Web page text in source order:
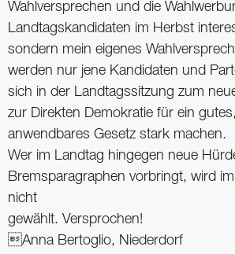
Wahlversprechen und die
Landtagskandidaten im Herbst
sondern mein eigenes
werden nur jene Kandidaten und
sich in der Landtagssitzung zum
zur Direkten Demokratie für ein
anwendbares Gesetz stark machen.
Wer im Landtag hingegen neue
Bremsparagraphen vorbringt, wird
nicht
gewählt. Versprochen!
Anna Bertoglio, Niederdorf